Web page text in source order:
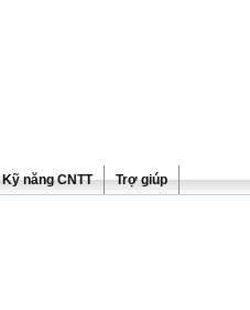
Kỹ năng CNTT Trợ giúp